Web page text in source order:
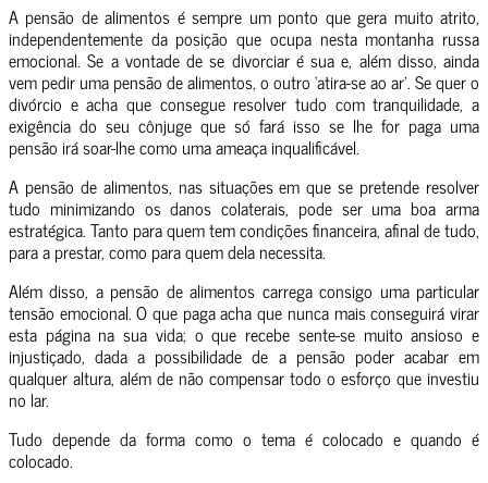
A pensão de alimentos é sempre um ponto que gera muito atrito,
independentemente da posição que ocupa nesta montanha russa
emocional. Se a vontade de se divorciar é sua e, além disso, ainda
vem pedir uma pensão de alimentos, o outro ‘atira-se ao ar’. Se quer o
divórcio e acha que consegue resolver tudo com tranquilidade, a
exigência do seu cônjuge que só fará isso se lhe for paga uma
pensão irá soar-lhe como uma ameaça inqualificável.
A pensão de alimentos, nas situações em que se pretende resolver
tudo minimizando os danos colaterais, pode ser uma boa arma
estratégica. Tanto para quem tem condições financeira, afinal de tudo,
para a prestar, como para quem dela necessita.
Além disso, a pensão de alimentos carrega consigo uma particular
tensão emocional. O que paga acha que nunca mais conseguirá virar
esta página na sua vida; o que recebe sente-se muito ansioso e
injustiçado, dada a possibilidade de a pensão poder acabar em
qualquer altura, além de não compensar todo o esforço que investiu
no lar.
Tudo depende da forma como o tema é colocado e quando é
colocado.